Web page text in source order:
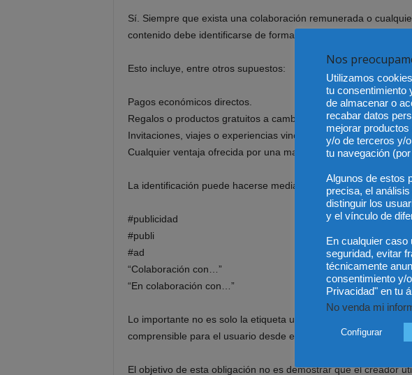
Sí. Siempre que exista una colaboración remunerada o
contenido debe identificarse de forma clara como publicidad
Esto incluye, entre otros supuestos:
Pagos económicos directos.
Regalos o productos gratuitos a cambio de publicación.
Invitaciones, viajes o experiencias vinculadas a la creación de
Cualquier ventaja ofrecida por una marca a cambio de
La identificación puede hacerse mediante etiquetas como:
#publicidad
#publi
#ad
“Colaboración con…”
“En colaboración con…”
Lo importante no es solo la etiqueta utilizada, sino que el
comprensible para el usuario desde el primer momento.
El objetivo de esta obligación no es demostrar que el creador
Nos
Utilizamos
tu consentimiento
de almacenar o
recabar datos
mejorar
y/o de terceros y/
tu navegación
Algunos de estos
precisa, el
distinguir los
y el vínculo de
En cualquier
seguridad, evitar
técnicamente
consentimiento y/
Privacidad" en tu
No venda mi
Configurar